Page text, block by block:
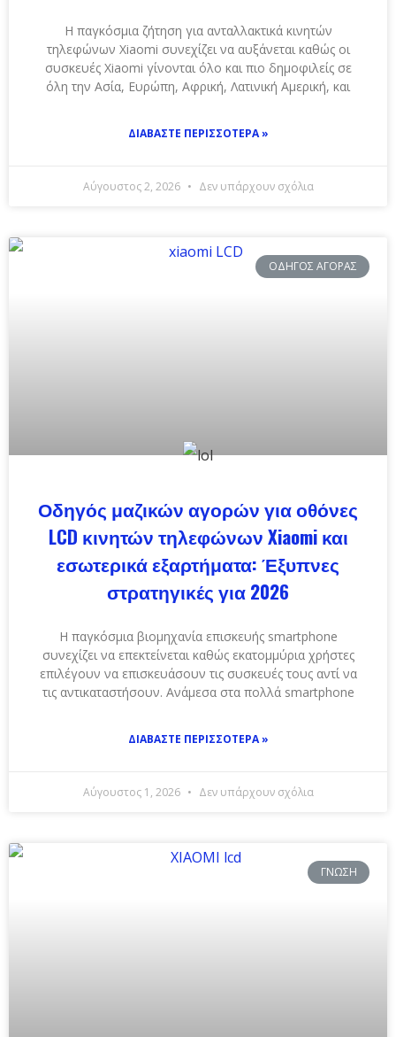
Η παγκόσμια ζήτηση για ανταλλακτικά κινητών
τηλεφώνων Xiaomi συνεχίζει να αυξάνεται καθώς οι
συσκευές Xiaomi γίνονται όλο και πιο δημοφιλείς σε
όλη την Ασία, Ευρώπη, Αφρική, Λατινική Αμερική, και
ΔΙΑΒΆΣΤΕ ΠΕΡΙΣΣΌΤΕΡΑ »
Αύγουστος 2, 2026 Δεν υπάρχουν σχόλια
ΟΔΗΓΌΣ ΑΓΟΡΆΣ
Οδηγός μαζικών αγορών για οθόνες
LCD κινητών τηλεφώνων Xiaomi και
εσωτερικά εξαρτήματα: Έξυπνες
στρατηγικές για 2026
Η παγκόσμια βιομηχανία επισκευής smartphone
συνεχίζει να επεκτείνεται καθώς εκατομμύρια χρήστες
επιλέγουν να επισκευάσουν τις συσκευές τους αντί να
τις αντικαταστήσουν. Ανάμεσα στα πολλά smartphone
ΔΙΑΒΆΣΤΕ ΠΕΡΙΣΣΌΤΕΡΑ »
Αύγουστος 1, 2026 Δεν υπάρχουν σχόλια
ΓΝΏΣΗ